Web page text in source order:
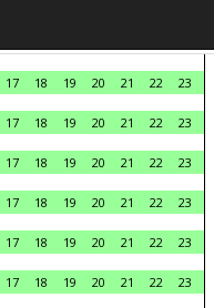
17 18 19 20 21 22
23
17 18 19 20 21 22
23
17 18 19 20 21 22
23
17 18 19 20 21 22
23
17 18 19 20 21 22
23
17 18 19 20 21 22
23